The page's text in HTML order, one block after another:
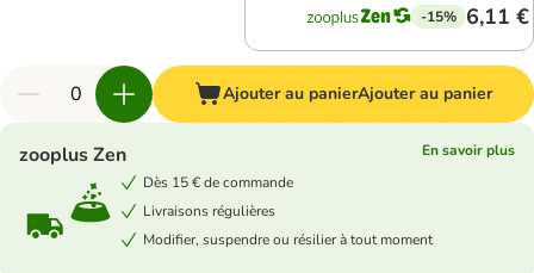
-15% 6,11 €
Ajouter au panierAjouter au panier
zooplus Zen
En savoir plus
Dès 15 € de commande
Livraisons régulières
Modifier, suspendre ou résilier à tout moment